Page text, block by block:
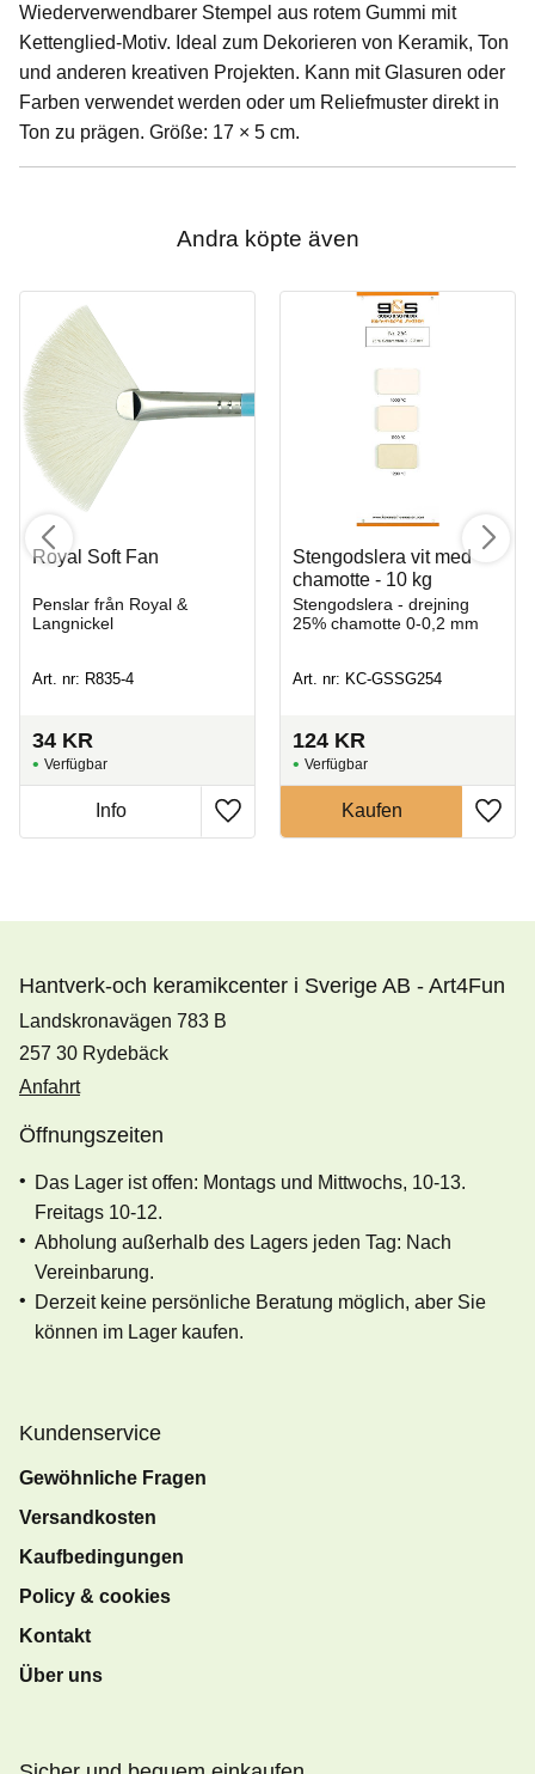
Wiederverwendbarer Stempel aus rotem Gummi mit
Kettenglied-Motiv. Ideal zum Dekorieren von Keramik, Ton
und anderen kreativen Projekten. Kann mit Glasuren oder
Farben verwendet werden oder um Reliefmuster direkt in
Ton zu prägen. Größe: 17 × 5 cm.
Andra köpte även
Royal Soft Fan
Penslar från Royal &
Langnickel
Art. nr: R835-4
34 KR
Stengodslera vit med
chamotte - 10 kg
Stengodslera - drejning
25% chamotte 0-0,2 mm
Art. nr: KC-GSSG254
124 KR
Hantverk-och keramikcenter i Sverige AB - Art4Fun
Landskronavägen 783 B
257 30 Rydebäck
Anfahrt
Öffnungszeiten
Das Lager ist offen: Montags und Mittwochs, 10-13.
Freitags 10-12.
Abholung außerhalb des Lagers jeden Tag: Nach
Vereinbarung.
Derzeit keine persönliche Beratung möglich, aber Sie
können im Lager kaufen.
Kundenservice
Gewöhnliche Fragen
Versandkosten
Kaufbedingungen
Policy & cookies
Kontakt
Über uns